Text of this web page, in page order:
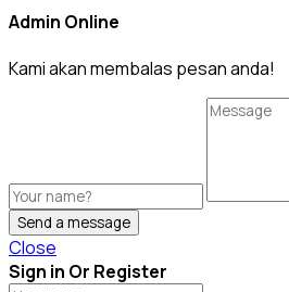
Admin Online
Kami akan membalas pesan anda!
Send a message
Close
Sign in Or Register